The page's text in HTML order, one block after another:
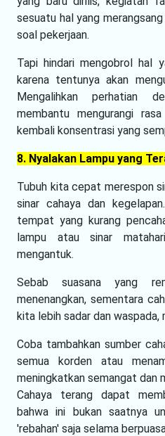
sesuatu hal yang
soal pekerjaan.
Tapi hindari mengobrol hal
karena tentunya akan
Mengalihkan perhatian
membantu mengurangi
kembali konsentrasi yang
8. Nyalakan Lampu yang
Tubuh kita cepat merespon
sinar cahaya dan
tempat yang kurang
lampu atau sinar
mengantuk.
Sebab suasana yang
menenangkan, sementara
kita lebih sadar dan waspada,
Coba tambahkan sumber
semua korden atau
meningkatkan semangat dan
Cahaya terang dapat
bahwa ini bukan saatnya
'rebahan' saja selama